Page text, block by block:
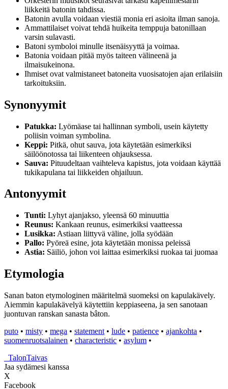
liikkeitä batonin tahdissa.
Batonin avulla voidaan viestiä monia eri asioita ilman sanoja.
Ammattilaiset voivat tehdä huikeita temppuja batonillaan
varsin sulavasti.
Batoni symboloi minulle itsenäisyyttä ja voimaa.
Batonia voidaan pitää myös taiteen välineenä ja
ilmaisukeinona.
Ihmiset ovat valmistaneet batoneita vuosisatojen ajan erilaisiin
tarkoituksiin.
Synonyymit
Patukka: Lyömäase tai hallinnan symboli, usein käytetty
poliisin voiman symbolina.
Keppi: Pitkä, ohut sauva, jota käytetään esimerkiksi
säilöönotossa tai liikenteen ohjauksessa.
Sauva: Pituudeltaan vaihteleva kapistus, jota voidaan käyttää
tukikapulana tai liikkeiden ohjailuun.
Antonyymit
Tunti: Lyhyt ajanjakso, yleensä 60 minuuttia
Reunus: Kankaan reunus, esimerkiksi vaatteessa
Lusikka: Astiaan liittyvä väline, jolla syödään
Pallo: Pyöreä esine, jota käytetään monissa peleissä
Astia: Säiliö, johon voi laittaa esimerkiksi ruokaa tai juomaa
Etymologia
Sanan baton etymologinen määritelmä suomeksi on kapulakävely.
Aiemmin kapulakävelyä käytettiin keppiaseena, ja sen sanotaan
juontuvan ranskan sanasta bâton.
puto • misty • mega • statement • lude • patience • ajankohta •
suomenruotsalainen • characteristic • asylum •
TalonTaivas
Jaa sydämesi kanssa
X
Facebook